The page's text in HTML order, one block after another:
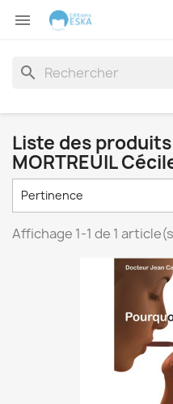

search
Liste des
MORTREUIL
Pertinence
Affichage 1-1 de 1